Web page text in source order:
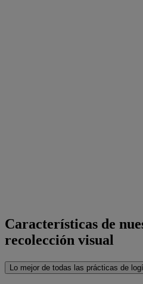
Características de
recolección visual
Lo mejor de todas las prácticas de